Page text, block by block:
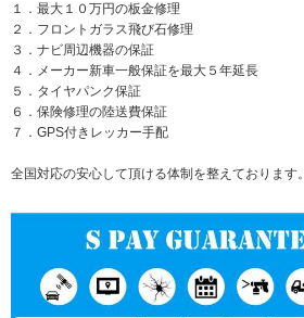
１．最大１０万円の板金修理
２．フロントガラス飛び石修理
３．ナビ周辺機器の保証
４．メーカー新車一般保証を最大５年延長
５．タイヤパンク保証
６．保険修理の陸送費保証
７．GPS付きレッカー手配
全国対応の安心して頂ける体制を整えております。